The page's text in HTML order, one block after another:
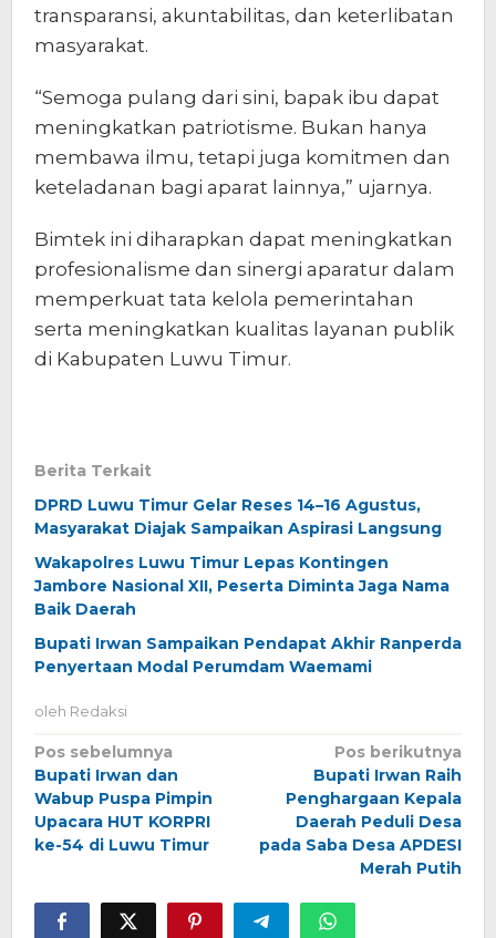
transparansi, akuntabilitas, dan keterlibatan
masyarakat.
“Semoga pulang dari sini, bapak ibu dapat
meningkatkan patriotisme. Bukan hanya
membawa ilmu, tetapi juga komitmen dan
keteladanan bagi aparat lainnya,” ujarnya.
Bimtek ini diharapkan dapat meningkatkan
profesionalisme dan sinergi aparatur dalam
memperkuat tata kelola pemerintahan
serta meningkatkan kualitas layanan publik
di Kabupaten Luwu Timur.
Berita Terkait
DPRD Luwu Timur Gelar Reses 14–16 Agustus,
Masyarakat Diajak Sampaikan Aspirasi Langsung
Wakapolres Luwu Timur Lepas Kontingen
Jambore Nasional XII, Peserta Diminta Jaga Nama
Baik Daerah
Bupati Irwan Sampaikan Pendapat Akhir Ranperda
Penyertaan Modal Perumdam Waemami
oleh Redaksi
Navigasi
pos
Pos sebelumnya
Bupati Irwan dan
Wabup Puspa Pimpin
Upacara HUT KORPRI
ke-54 di Luwu Timur
Pos berikutnya
Bupati Irwan Raih
Penghargaan Kepala
Daerah Peduli Desa
pada Saba Desa APDESI
Merah Putih